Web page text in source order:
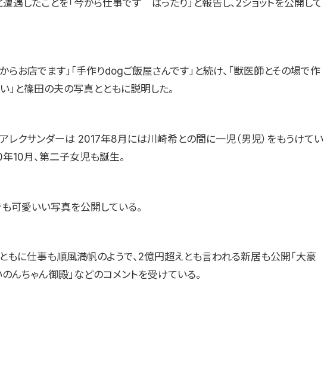
遇したことを「今から仕事です ばったり」と報告し、2ショットを公開して
らお店でます」「手作りdogご飯屋さんです」と続け、「獣医師とその場で作
」と篠田の夫の写真とともに説明した。
レクサンダーは 2017年8月には川崎希との間に一児（男児）をもうけてい
10月、第二子女児も誕生。
可愛いい写真を公開している。
もに仕事も順風満帆のようで、2億円超えとも言われる新居も公開「大豪
のんちゃん御殿」などのコメントを受けている。